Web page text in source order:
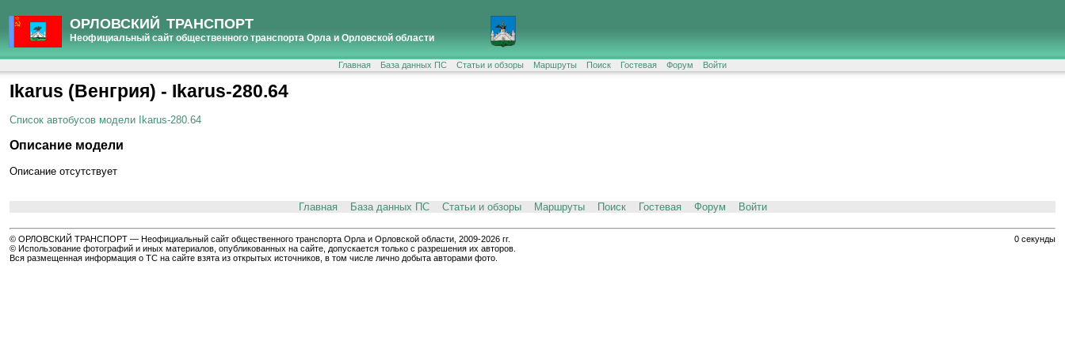
ОРЛОВСКИЙ ТРАНСПОРТ
Неофициальный сайт общественного транспорта Орла и Орловской области
Главная База данных ПС Статьи и обзоры Маршруты Поиск Гостевая Форум Войти
Ikarus (Венгрия) - Ikarus-280.64
Список автобусов модели Ikarus-280.64
Описание модели
Описание отсутствует
Главная База данных ПС Статьи и обзоры Маршруты Поиск Гостевая Форум Войти
0 секунды
© ОРЛОВСКИЙ ТРАНСПОРТ — Неофициальный сайт общественного транспорта Орла и Орловской области, 2009-2026 гг.
© Использование фотографий и иных материалов, опубликованных на сайте, допускается только с разрешения их авторов.
Вся размещенная информация о ТС на сайте взята из открытых источников, в том числе лично добыта авторами фото.